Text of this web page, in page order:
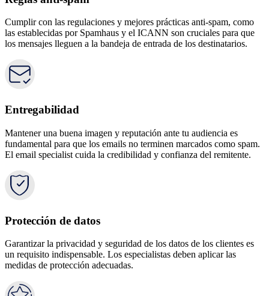
Cumplir con las regulaciones y mejores prácticas anti-spam, como
las establecidas por Spamhaus y el ICANN son cruciales para que
los mensajes lleguen a la bandeja de entrada de los destinatarios.
Entregabilidad
Mantener una buena imagen y reputación ante tu audiencia es
fundamental para que los emails no terminen marcados como spam.
El email specialist cuida la credibilidad y confianza del remitente.
Protección de datos
Garantizar la privacidad y seguridad de los datos de los clientes es
un requisito indispensable. Los especialistas deben aplicar las
medidas de protección adecuadas.